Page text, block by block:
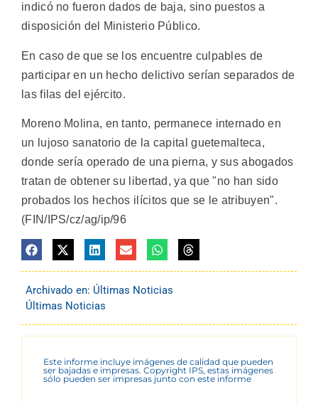
indicó no fueron dados de baja, sino puestos a
disposición del Ministerio Público.
En caso de que se los encuentre culpables de
participar en un hecho delictivo serían separados de
las filas del ejército.
Moreno Molina, en tanto, permanece internado en
un lujoso sanatorio de la capital guetemalteca,
donde sería operado de una pierna, y sus abogados
tratan de obtener su libertad, ya que "no han sido
probados los hechos ilícitos que se le atribuyen".
(FIN/IPS/cz/ag/ip/96
Archivado en: Últimas Noticias
Últimas Noticias
Este informe incluye imágenes de calidad que pueden
ser bajadas e impresas. Copyright IPS, estas imágenes
sólo pueden ser impresas junto con este informe